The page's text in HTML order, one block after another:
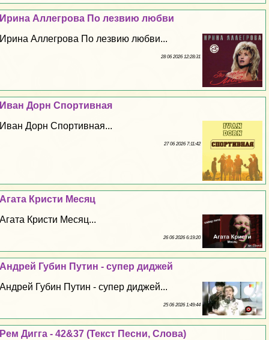
Ирина Аллегрова По лезвию любви
Ирина Аллегрова По лезвию любви...
28 06 2026 12:28:31
Иван Дорн Спортивная
Иван Дорн Спортивная...
27 06 2026 7:11:42
Агата Кристи Месяц
Агата Кристи Месяц...
26 06 2026 6:19:20
Андрей Губин Путин - супер диджей
Андрей Губин Путин - супер диджей...
25 06 2026 1:49:44
Рем Дигга - 42&37 (Текст Песни, Слова)